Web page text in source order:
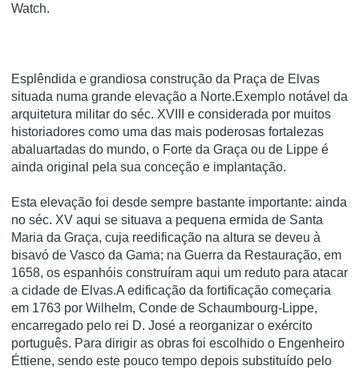
Watch.
Esplêndida e grandiosa construção da Praça de Elvas
situada numa grande elevação a Norte.Exemplo notável da
arquitetura militar do séc. XVIII e considerada por muitos
historiadores como uma das mais poderosas fortalezas
abaluartadas do mundo, o Forte da Graça ou de Lippe é
ainda original pela sua conceção e implantação.
Esta elevação foi desde sempre bastante importante: ainda
no séc. XV aqui se situava a pequena ermida de Santa
Maria da Graça, cuja reedificação na altura se deveu à
bisavó de Vasco da Gama; na Guerra da Restauração, em
1658, os espanhóis construíram aqui um reduto para atacar
a cidade de Elvas.A edificação da fortificação começaria
em 1763 por Wilhelm, Conde de Schaumbourg-Lippe,
encarregado pelo rei D. José a reorganizar o exército
português. Para dirigir as obras foi escolhido o Engenheiro
Éttiene, sendo este pouco tempo depois substituído pelo